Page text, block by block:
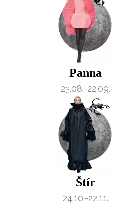
Panna
23.08.-22.09.
Štír
24.10.-22.11.